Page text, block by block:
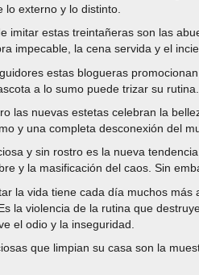
lo externo y lo distinto.
imitar estas treintañeras son las
impecable, la cena servida y el
estas blogueras
a lo sumo puede trizar su rutina.
las nuevas estetas celebran la
y una completa desconexión del
y sin rostro es la nueva
y la masificación del caos. Sin
la vida tiene cada día muchos
la violencia de la rutina que
el odio y la inseguridad.
que limpian su casa son la